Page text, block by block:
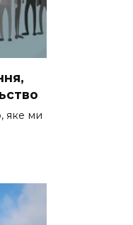
яке ми